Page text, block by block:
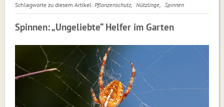
Schlagworte zu diesem Artikel: Pflanzenschutz Nützlinge Spinnen
Spinnen: „Ungeliebte“ Helfer im Garten